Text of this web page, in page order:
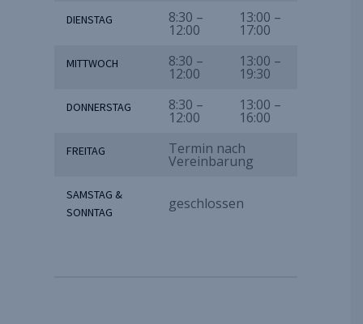
DIENSTAG 8:30 –
12:00
13:00 –
17:00
MITTWOCH 8:30 –
12:00
13:00 –
19:30
DONNERSTAG 8:30 –
12:00
13:00 –
16:00
FREITAG Termin nach
Vereinbarung
SAMSTAG &
SONNTAG
geschlossen